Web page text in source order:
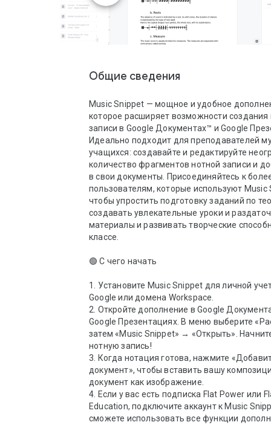
Общие сведения
Music Snippet — мощное и удобное
которое расширяет возможности создания
записи в Google Документах™ и Google
Идеально подходит для преподавателей
учащихся: создавайте и редактируйте
количество фрагментов нотной записи и
в свои документы. Присоединяйтесь к
пользователям, которые используют Music
чтобы упростить подготовку заданий по
создавать увлекательные уроки и
материалы и развивать творческие
классе.
🟢 С чего начать
1. Установите Music Snippet для личной
Google или домена Workspace.
2. Откройте дополнение в Google
Google Презентациях. В меню выберите
затем «Music Snippet» → «Открыть».
нотную запись!
3. Когда нотация готова, нажмите
документ», чтобы вставить вашу
документ как изображение.
4. Если у вас есть подписка Flat Power или
Education, подключите аккаунт к Music
сможете использовать все функции